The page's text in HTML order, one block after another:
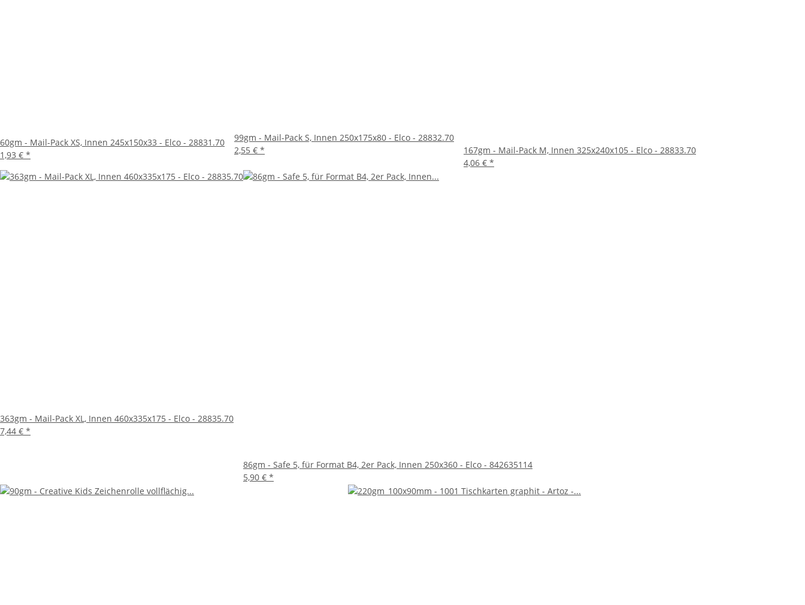
60gm - Mail-Pack XS, Innen 245x150x33 - Elco - 28831.70
1,93 € *
99gm - Mail-Pack S, Innen 250x175x80 - Elco - 28832.70
2,55 € *
167gm - Mail-Pack M, Innen 325x240x105 - Elco - 28833.70
4,06 € *
363gm - Mail-Pack XL, Innen 460x335x175 - Elco - 28835.70
7,44 € *
86gm - Safe 5, für Format B4, 2er Pack, Innen 250x360 - Elco - 842635114
5,90 € *